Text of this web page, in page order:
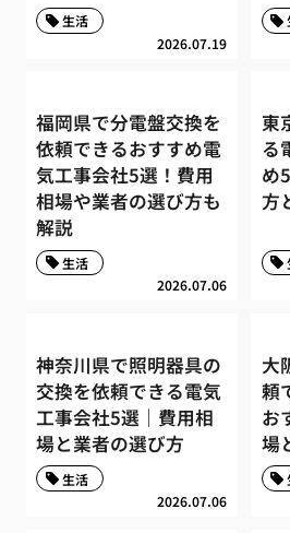
2026.07.19
生活
福岡県で分電盤交換を
依頼できるおすすめ電
気工事会社5選！費用
相場や業者の選び方も
解説
2026.07.06
生活
東
る
め
方
神奈川県で照明器具の
交換を依頼できる電気
工事会社5選｜費用相
場と業者の選び方
2026.07.06
生活
大
頼
お
場